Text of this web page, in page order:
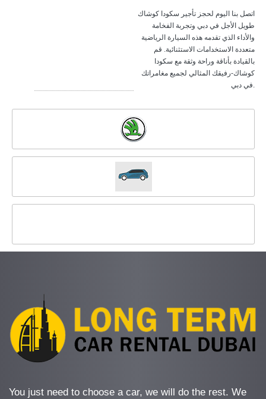
اتصل بنا اليوم لحجز تأجير سكودا كوشاك
طويل الأجل في دبي وتجربة الفخامة
والأداء الذي تقدمه هذه السيارة الرياضية
متعددة الاستخدامات الاستثنائية. قم
بالقيادة بأناقة وراحة وثقة مع سكودا
كوشاك-رفيقك المثالي لجميع مغامراتك
في دبي.
You just need to choose a car, we will do the rest. We